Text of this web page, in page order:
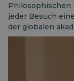
Philosophischen
jeder Besuch
der globalen